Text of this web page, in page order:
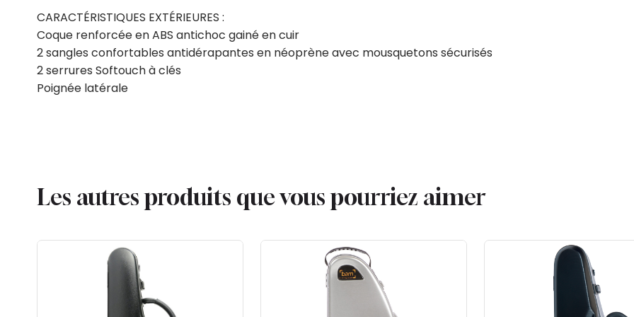
CARACTÉRISTIQUES EXTÉRIEURES :
Coque renforcée en ABS antichoc gainé en cuir
2 sangles confortables antidérapantes en néoprène avec mousquetons sécurisés
2 serrures Softouch à clés
Poignée latérale
Les autres produits que vous pourriez aimer